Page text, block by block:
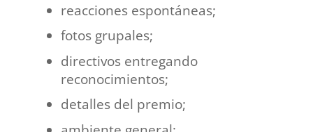
reacciones espontáneas;
fotos grupales;
directivos entregando
reconocimientos;
detalles del premio;